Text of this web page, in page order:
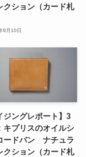
クション（カード札
9月10日
ジングレポート】3
キプリスのオイルシ
ードバン ナチュラ
クション（カード札